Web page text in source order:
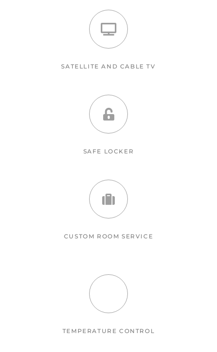
SATELLITE AND CABLE TV
SAFE LOCKER
CUSTOM ROOM SERVICE
TEMPERATURE CONTROL